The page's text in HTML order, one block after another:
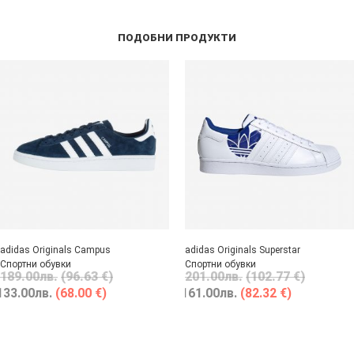
ПОДОБНИ ПРОДУКТИ
adidas Originals Campus
Спортни обувки
189.00лв. (96.63 €)
лв. (68.00 €)
adidas Originals Superstar
Спортни обувки
201.00лв. (102.77 €)
161.00лв. (82.32 €)